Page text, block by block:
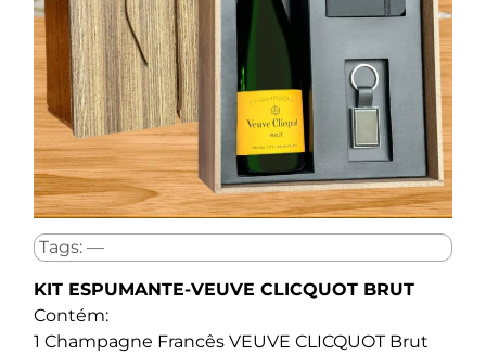
Tags: —
KIT ESPUMANTE-VEUVE CLICQUOT BRUT
Contém:
1 Champagne Francês VEUVE CLICQUOT Brut